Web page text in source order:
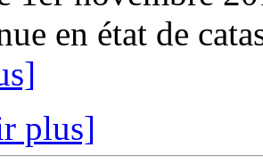
en état de
plus]